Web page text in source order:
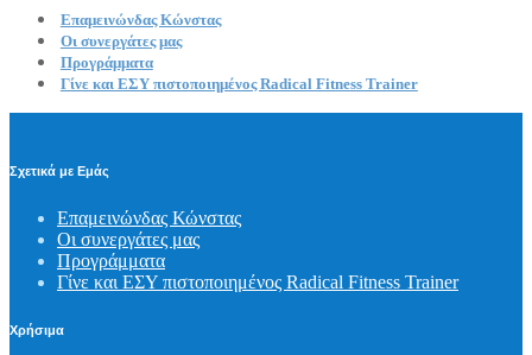
Επαμεινώνδας Κώνστας
Οι συνεργάτες μας
Προγράμματα
Γίνε και ΕΣΥ πιστοποιημένος Radical Fitness Trainer
Σχετικά με Εμάς
Επαμεινώνδας Κώνστας
Οι συνεργάτες μας
Προγράμματα
Γίνε και ΕΣΥ πιστοποιημένος Radical Fitness Trainer
Χρήσιμα